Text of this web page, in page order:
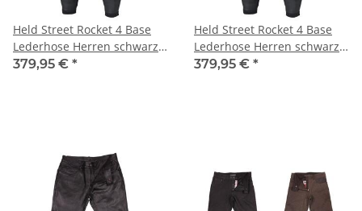
Held Street Rocket 4 Base
Lederhose Herren schwarz
rot
379,95 € *
Held Street Rocket 4 Base
Lederhose Herren schwarz
weiß
379,95 € *